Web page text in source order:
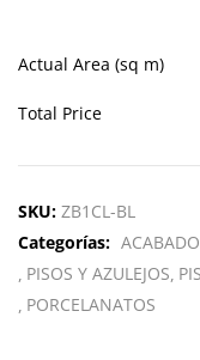
Actual Area (sq m)
Total Price
SKU: ZB1CL-BL
Categorías:
PISOS Y AZULEJOS
PORCELANATOS